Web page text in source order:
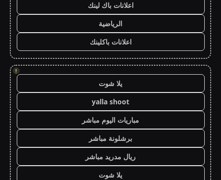
اعلانات باك لينك
الرياضية
اعلانات باكلينك
!
يلا شوت
yalla shoot
مباريات اليوم مباشر
برشلونة مباشر
ريال مدريد مباشر
يلا شوت